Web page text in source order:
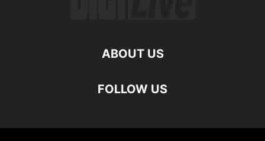
ABOUT US
FOLLOW US